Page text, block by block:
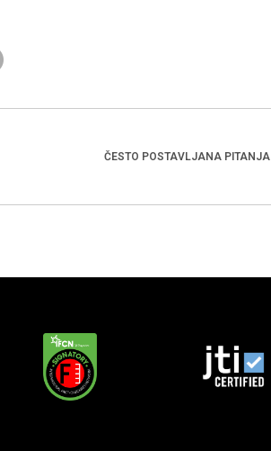
ČESTO POSTAVLJANA PITANJA